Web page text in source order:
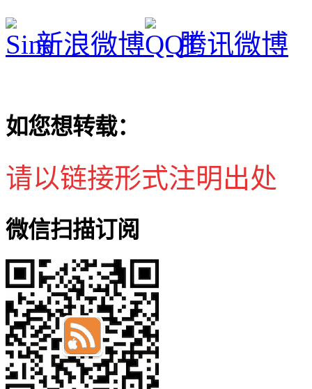
新浪微博 腾讯微博
如您想转载：
请以链接形式注明出处
微信扫描订阅